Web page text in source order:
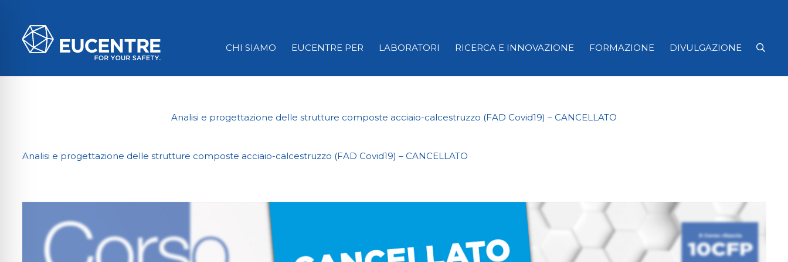
CHI SIAMO EUCENTRE PER LABORATORI RICERCA E INNOVAZIONE FORMAZIONE DIVULGAZIONE
Analisi e progettazione delle strutture composte acciaio-calcestruzzo (FAD Covid19) – CANCELLATO
Analisi e progettazione delle strutture composte acciaio-calcestruzzo (FAD Covid19) – CANCELLATO
per disabilità visive